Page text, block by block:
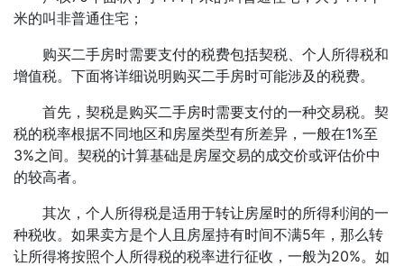
米的叫非普通住宅；
购买二手房时需要支付的税费包括契税、个人所得税和
增值税。下面将详细说明购买二手房时可能涉及的税费。
首先，契税是购买二手房时需要支付的一种交易税。契
税的税率根据不同地区和房屋类型有所差异，一般在1%至
3%之间。契税的计算基础是房屋交易的成交价或评估价中
的较高者。
其次，个人所得税是适用于转让房屋时的所得利润的一
种税收。如果卖方是个人且房屋持有时间不满5年，那么转
让所得将按照个人所得税的税率进行征收，一般为20%。如